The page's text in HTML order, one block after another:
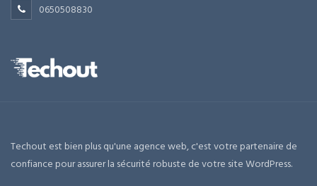
0650508830
Techout est bien plus qu'une agence web, c'est votre partenaire de
confiance pour assurer la sécurité robuste de votre site WordPress.